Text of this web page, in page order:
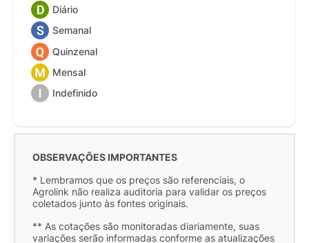
Diário
Semanal
Quinzenal
Mensal
Indefinido
OBSERVAÇÕES IMPORTANTES
* Lembramos que os preços são referenciais, o
Agrolink não realiza auditoria para validar os preços
coletados junto às fontes originais.
** As cotações são monitoradas diariamente, suas
variações serão informadas conforme as atualizações